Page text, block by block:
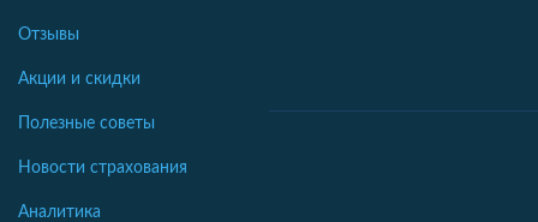
Отзывы
Акции и скидки
Полезные советы
Новости страхования
Аналитика